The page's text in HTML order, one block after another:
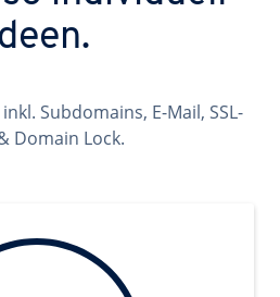
Subdomains, E-Mail, SSL-
Domain Lock.